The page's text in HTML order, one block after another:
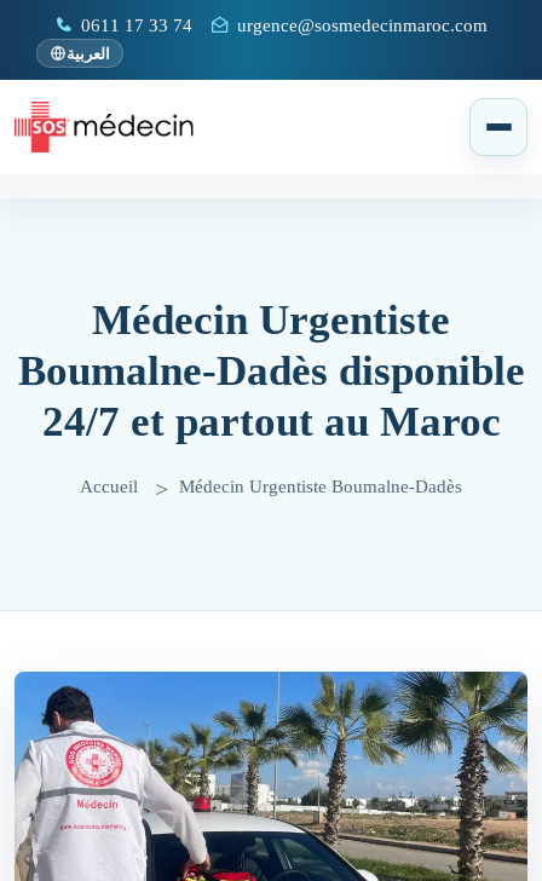
0611 17 33 74 urgence@sosmedecinmaroc.com
العربية
Médecin Urgentiste
Boumalne-Dadès disponible
24/7 et partout au Maroc
Accueil Médecin Urgentiste Boumalne-Dadès